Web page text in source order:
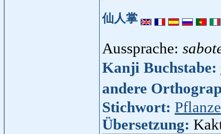
仙人掌
Aussprache:
Kanji Buchstabe:
andere
Stichwort: Pflanze
Übersetzung: